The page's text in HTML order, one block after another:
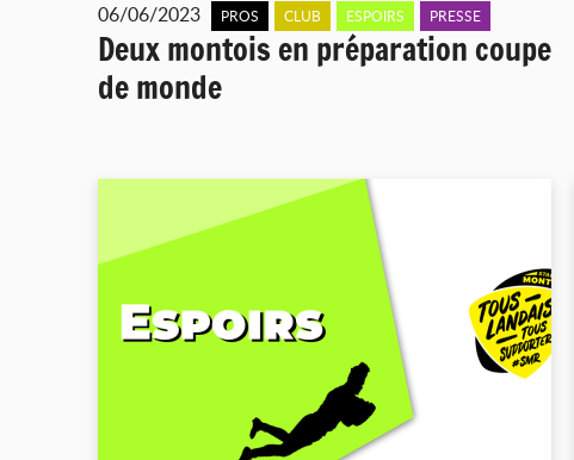
06/06/2023 PROS CLUB ESPOIRS PRESSE
Deux montois en préparation coupe
de monde